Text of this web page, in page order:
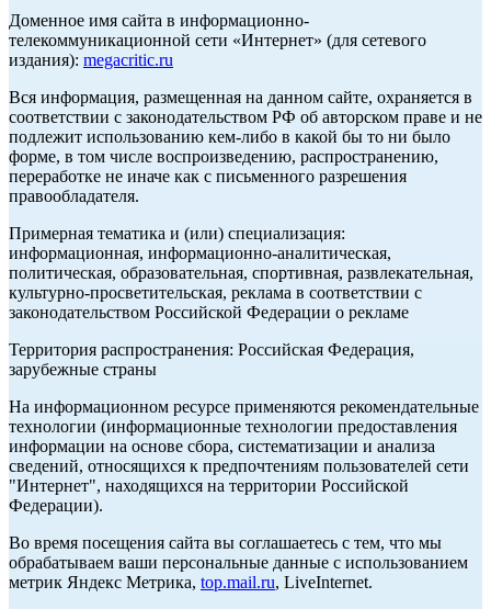
Доменное имя сайта в информационно-
телекоммуникационной сети «Интернет» (для сетевого
издания): megacritic.ru
Вся информация, размещенная на данном сайте, охраняется в
соответствии с законодательством РФ об авторском праве и не
подлежит использованию кем-либо в какой бы то ни было
форме, в том числе воспроизведению, распространению,
переработке не иначе как с письменного разрешения
правообладателя.
Примерная тематика и (или) специализация:
информационная, информационно-аналитическая,
политическая, образовательная, спортивная, развлекательная,
культурно-просветительская, реклама в соответствии с
законодательством Российской Федерации о рекламе
Территория распространения: Российская Федерация,
зарубежные страны
На информационном ресурсе применяются рекомендательные
технологии (информационные технологии предоставления
информации на основе сбора, систематизации и анализа
сведений, относящихся к предпочтениям пользователей сети
"Интернет", находящихся на территории Российской
Федерации).
Во время посещения сайта вы соглашаетесь с тем, что мы
обрабатываем ваши персональные данные с использованием
метрик Яндекс Метрика, top.mail.ru, LiveInternet.